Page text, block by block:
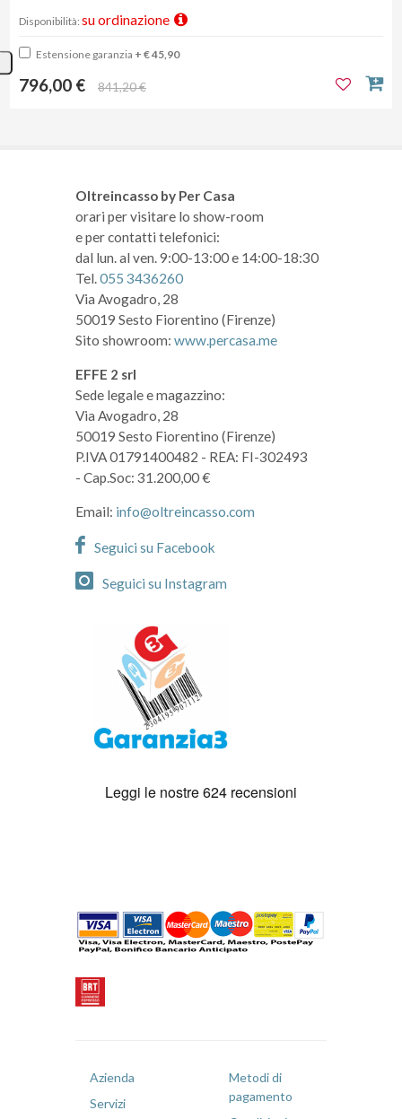
Disponibilità: su ordinazione
Estensione garanzia + € 45,90
796,00 € 841,20 €
Oltreincasso by Per Casa
orari per visitare lo show-room
e per contatti telefonici:
dal lun. al ven. 9:00-13:00 e 14:00-18:30
Tel.055 3436260
Via Avogadro, 28
50019 Sesto Fiorentino (Firenze)
Sito showroom: www.percasa.me
EFFE 2 srl
Sede legale e magazzino:
Via Avogadro, 28
50019 Sesto Fiorentino (Firenze)
P.IVA 01791400482 - REA: FI-302493
- Cap.Soc: 31.200,00 €
Email: info@oltreincasso.com
Seguici su Facebook
Seguici su Instagram
Azienda
Servizi
Metodi di
pagamento